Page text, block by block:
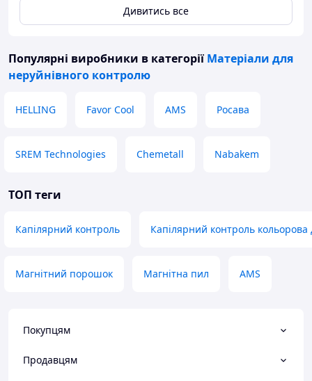
Дивитись все
Популярні виробники в категорії Матеріали для
неруйнівного контролю
HELLING Favor Cool AMS Росава
SREM Technologies Chemetall Nabakem
ТОП теги
Капілярний контроль Капілярний контроль кольорова
Магнітний порошок Магнітна пил AMS
Покупцям
Продавцям